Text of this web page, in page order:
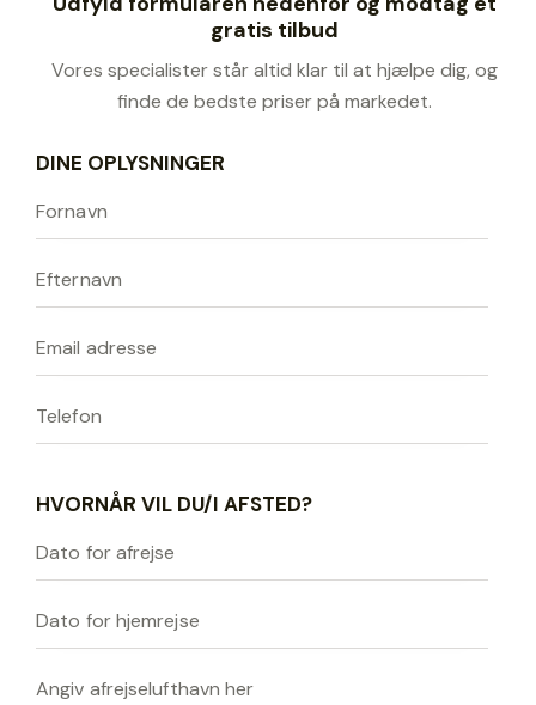
gratis tilbud
Vores specialister står altid klar til at hjælpe dig, og
finde de bedste priser på markedet.
DINE OPLYSNINGER
HVORNÅR VIL DU/I AFSTED?